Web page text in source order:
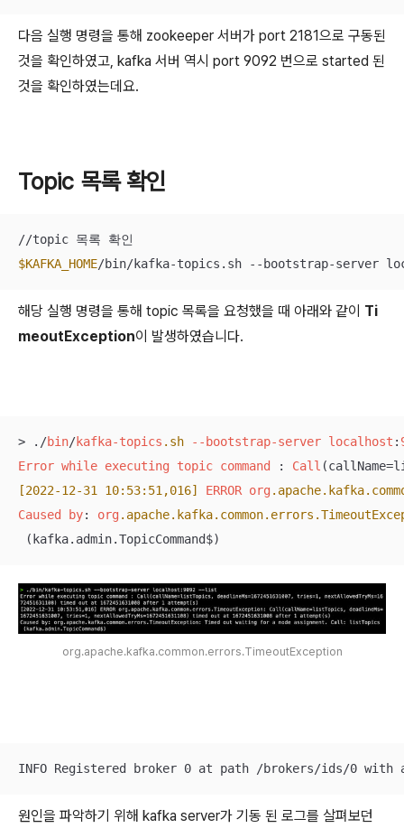
다음 실행 명령을 통해 zookeeper 서버가 port 2181으로 구동된
것을 확인하였고, kafka 서버 역시 port 9092 번으로 started 된
것을 확인하였는데요.
Topic 목록 확인
$KAFKA_HOME/bin/kafka-topics.sh --bootstrap-server
해당 실행 명령을 통해 topic 목록을 요청했을 때 아래와 같이 Ti
meoutException이 발생하였습니다.
> ./bin/kafka-topics .sh --bootstrap-server localhost :
Error while executing topic command : Call
[2022-12-31 10:53:51,016]
ERROR org .apache.kafka
Caused
by: org .apache.kafka.common.errors
(kafka.admin.TopicCommand$)
org.apache.kafka.common.errors.TimeoutException
INFO Registered broker 0 at path /brokers/ids/0 with
원인을 파악하기 위해 kafka server가 기동 된 로그를 살펴보던